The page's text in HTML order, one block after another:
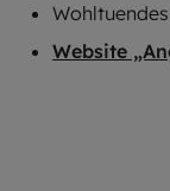
Website